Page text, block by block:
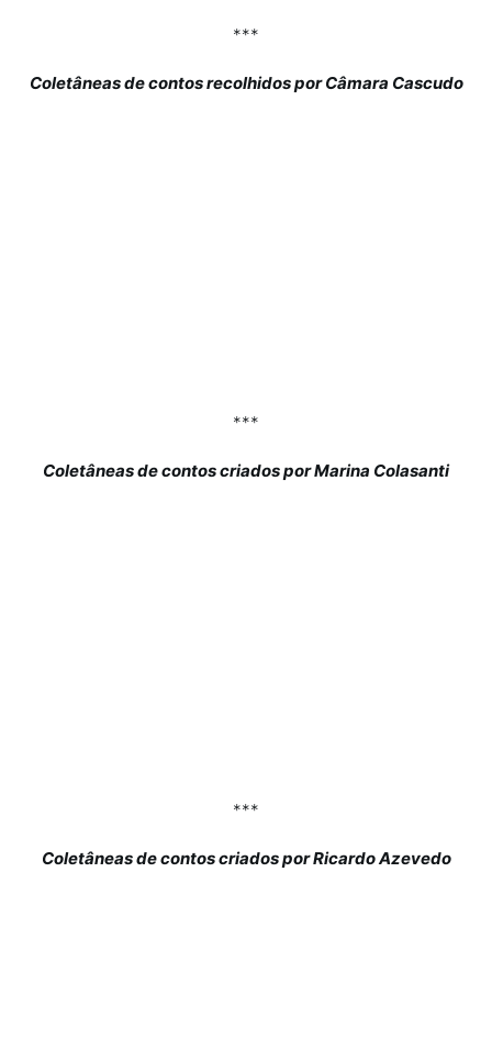
***
Coletâneas de contos recolhidos por Câmara Cascudo
***
Coletâneas de contos criados por Marina Colasanti
***
Coletâneas de contos criados por Ricardo Azevedo